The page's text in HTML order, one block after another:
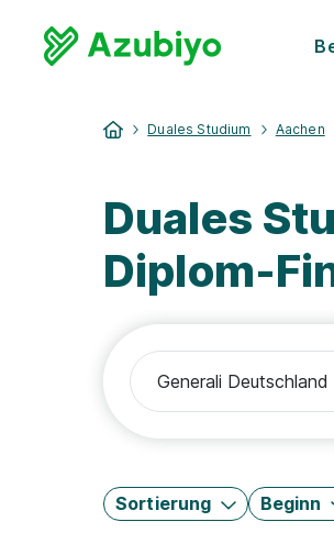
Duales Studium Aachen
Duales
Diplom-
Sortierung Beginn